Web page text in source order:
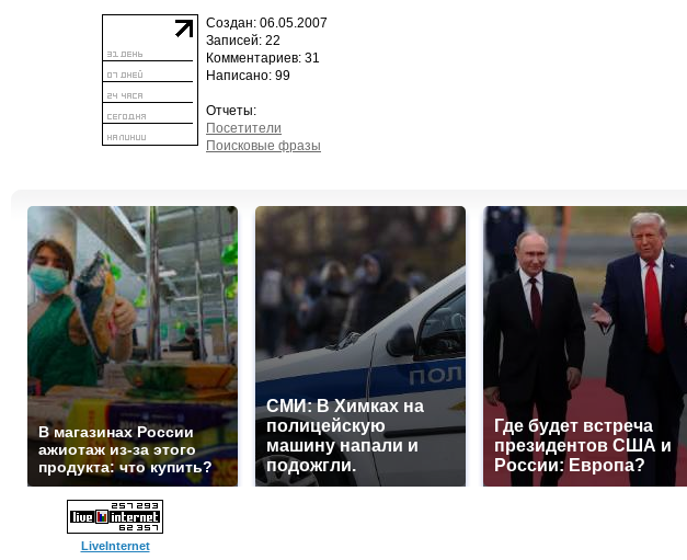
Создан: 06.05.2007
Записей: 22
Комментариев: 31
Написано: 99
Отчеты:
Посетители
Поисковые фразы
В магазинах России
ажиотаж из-за этого
продукта: что купить?
СМИ: В Химках на
полицейскую
машину напали и
подожгли.
Где будет встреча
президентов США и
России: Европа?
LiveInternet